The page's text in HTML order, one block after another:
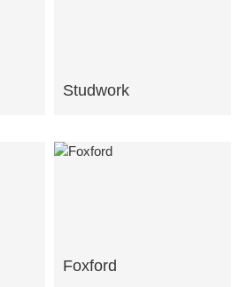
Studwork
Foxford